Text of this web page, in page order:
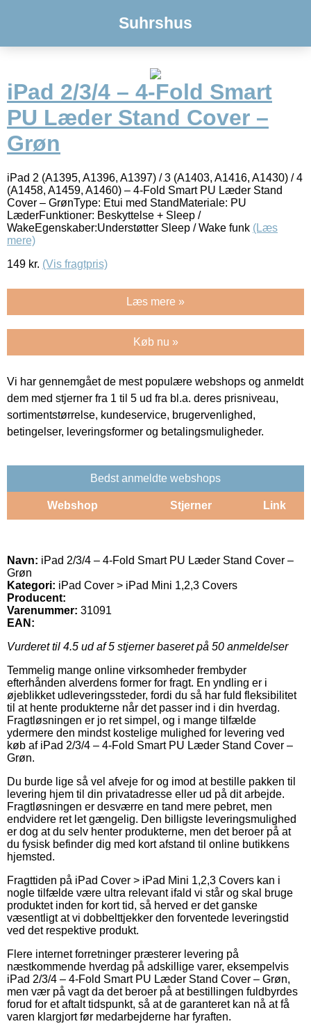
Suhrshus
iPad 2/3/4 – 4-Fold Smart
PU Læder Stand Cover –
Grøn
iPad 2 (A1395, A1396, A1397) / 3 (A1403, A1416, A1430) / 4
(A1458, A1459, A1460) – 4-Fold Smart PU Læder Stand
Cover – GrønType: Etui med StandMateriale: PU
LæderFunktioner: Beskyttelse + Sleep /
WakeEgenskaber:Understøtter Sleep / Wake funk (Læs
mere)
149 kr. (Vis fragtpris)
Læs mere »
Køb nu »
Vi har gennemgået de mest populære webshops og anmeldt
dem med stjerner fra 1 til 5 ud fra bl.a. deres prisniveau,
sortimentstørrelse, kundeservice, brugervenlighed,
betingelser, leveringsformer og betalingsmuligheder.
Bedst anmeldte webshops
Webshop Stjerner Link
Navn: iPad 2/3/4 – 4-Fold Smart PU Læder Stand Cover –
Grøn
Kategori: iPad Cover > iPad Mini 1,2,3 Covers
Producent:
Varenummer: 31091
EAN:
Vurderet til 4.5 ud af 5 stjerner baseret på 50 anmeldelser
Temmelig mange online virksomheder frembyder
efterhånden alverdens former for fragt. En yndling er i
øjeblikket udleveringssteder, fordi du så har fuld fleksibilitet
til at hente produkterne når det passer ind i din hverdag.
Fragtløsningen er jo ret simpel, og i mange tilfælde
ydermere den mindst kostelige mulighed for levering ved
køb af iPad 2/3/4 – 4-Fold Smart PU Læder Stand Cover –
Grøn.
Du burde lige så vel afveje for og imod at bestille pakken til
levering hjem til din privatadresse eller ud på dit arbejde.
Fragtløsningen er desværre en tand mere pebret, men
endvidere ret let gængelig. Den billigste leveringsmulighed
er dog at du selv henter produkterne, men det beroer på at
du fysisk befinder dig med kort afstand til online butikkens
hjemsted.
Fragttiden på iPad Cover > iPad Mini 1,2,3 Covers kan i
nogle tilfælde være ultra relevant ifald vi står og skal bruge
produktet inden for kort tid, så herved er det ganske
væsentligt at vi dobbelttjekker den forventede leveringstid
ved det respektive produkt.
Flere internet forretninger præsterer levering på
næstkommende hverdag på adskillige varer, eksempelvis
iPad 2/3/4 – 4-Fold Smart PU Læder Stand Cover – Grøn,
men vær på vagt da det beroer på at bestillingen fuldbyrdes
forud for et aftalt tidspunkt, så at de garanteret kan nå at få
varen klargjort før medarbejderne har fyraften.